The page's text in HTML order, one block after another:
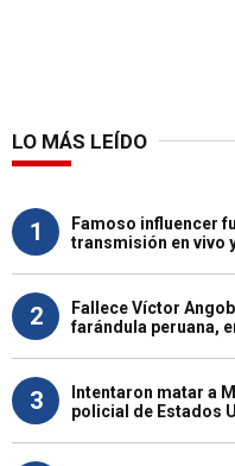
LO MÁS LEÍDO
1
Famoso influencer
transmisión en vivo
2
Fallece Víctor
farándula peruana,
3
Intentaron matar a
policial de Estados